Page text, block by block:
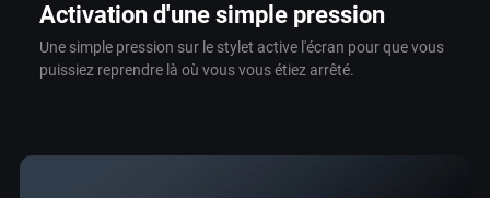
Activation d'une simple pression
Une simple pression sur le stylet active l'écran pour que vous
puissiez reprendre là où vous vous étiez arrêté.